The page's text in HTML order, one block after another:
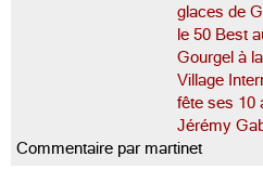
glaces de
le 50 Best
Gourgel à
Village
fête ses 10
Jérémy
Commentaire par martinet